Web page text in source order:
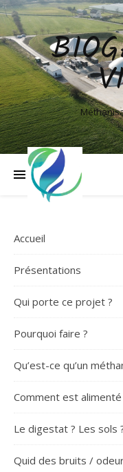
Accueil
Présentations
Qui porte ce projet ?
Pourquoi faire ?
Qu’est-ce qu’un
Comment est
Le digestat ? Les sols
Quid des bruits /